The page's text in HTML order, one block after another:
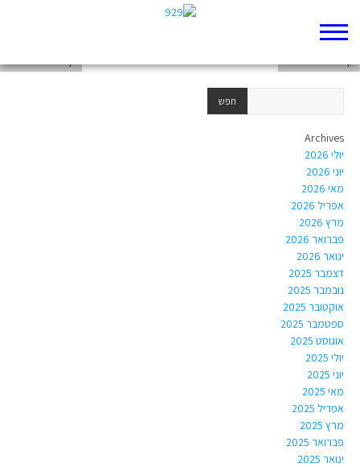
Archives
יולי 2026
יוני 2026
מאי 2026
אפריל 2026
מרץ 2026
פברואר 2026
ינואר 2026
דצמבר 2025
נובמבר 2025
אוקטובר 2025
ספטמבר 2025
אוגוסט 2025
יולי 2025
יוני 2025
מאי 2025
אפריל 2025
מרץ 2025
פברואר 2025
ינואר 2025